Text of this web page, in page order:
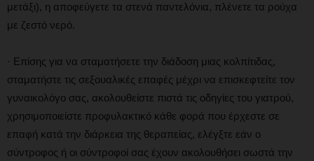
μετάξι), η αποφεύγετε τα στενά παντελόνια, πλένετε τα ρούχα
με ζεστό νερό.
· Επίσης για να σταματήσετε την διάδοση μιας κολπίτιδας,
σταματήστε τις σεξουαλικές επαφές μέχρι να επισκεφτείτε τον
γυναικολόγο σας, ακολουθείστε πιστά τις οδηγίες του γιατρού,
χρησιμοποιείστε προφυλακτικό κάθε φορά που έρχεστε σε
επαφή κατά την διάρκεια της θεραπείας, ελέγξτε εάν ο
σύντροφος ή οι σύντροφοί σας έχουν ακολουθήσει σωστά την